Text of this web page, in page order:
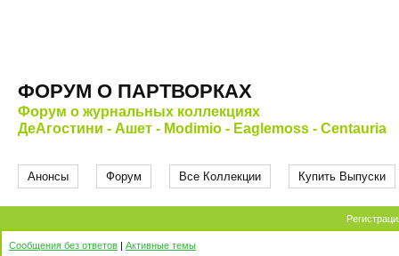
ФОРУМ О ПАРТВОРКАХ
Форум о журнальных коллекциях
ДеАгостини - Ашет - Modimio - Eaglemoss - Centauria
Анонсы Форум Все Коллекции Купить Выпуски
Сообщения без ответов | Активные темы